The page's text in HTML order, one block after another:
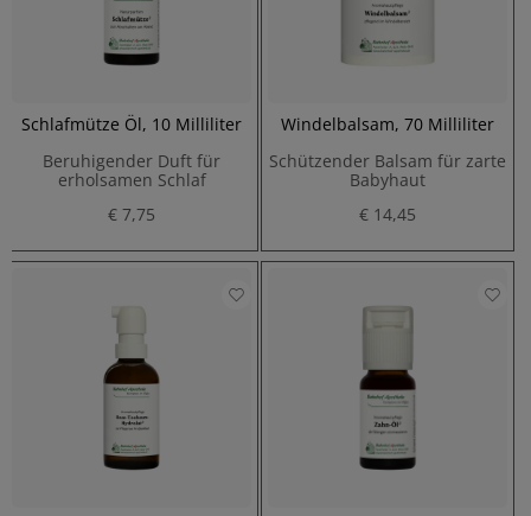
Schlafmütze Öl, 10 Milliliter
Beruhigender Duft für
erholsamen Schlaf
€ 7,75
Windelbalsam, 70 Milliliter
Schützender Balsam für zarte
Babyhaut
€ 14,45